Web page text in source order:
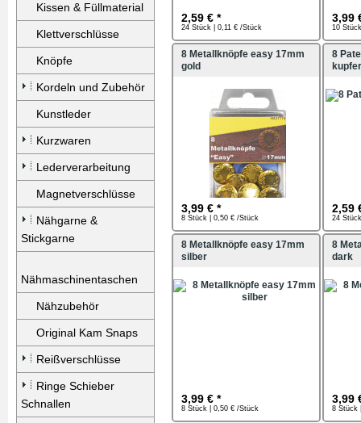
Kissen & Füllmaterial
Klettverschlüsse
Knöpfe
Kordeln und Zubehör
Kunstleder
Kurzwaren
Lederverarbeitung
Magnetverschlüsse
Nähgarne &
Stickgarne
Nähmaschinentaschen
Nähzubehör
Original Kam Snaps
Reißverschlüsse
Ringe Schieber
Schnallen
2,59 € *
24 Stück | 0,11 € /Stück
3,99
10
8 Metallknöpfe easy 17mm
gold
3,99 € *
8 Stück | 0,50 € /Stück
8
kupfer
2,59
24
8 Metallknöpfe easy 17mm
silber
3,99 € *
8 Stück | 0,50 € /Stück
8
dark
3,99
8 Stück